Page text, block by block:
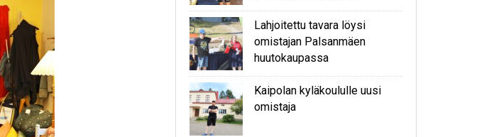
Lahjoitettu tavara löysi
omistajan Palsanmäen
huutokaupassa
Kaipolan kyläkoululle uusi
omistaja